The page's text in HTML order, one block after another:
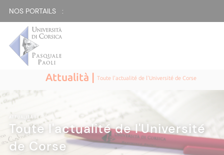
NOS PORTAILS :
Attualità |Toute l'actualité de l'Université de Corse
ATTUALITÀ|
Toute l'actualité de l'Université
de Corse